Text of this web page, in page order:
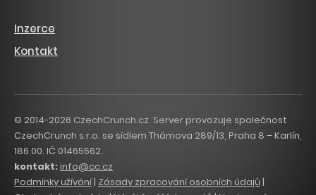
Inzerce
Kontakt
© 2014-2026 CzechCrunch.cz. Server provozuje společnost
CzechCrunch s.r.o. se sídlem Thámova 289/13, Praha 8 – Karlín,
186 00. IČ 01465562.
kontakt:info@cc.cz
Podmínky užívání| Zásady zpracování osobních údajů|